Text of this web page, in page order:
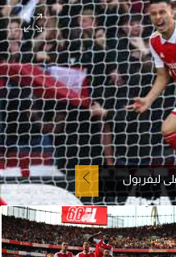
ليفربول